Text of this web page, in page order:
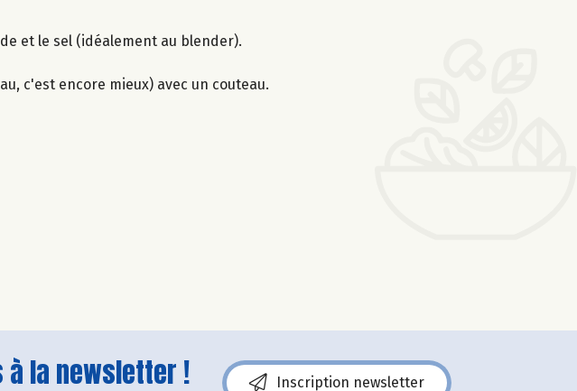
et le sel (idéalement au blender).
c'est encore mieux) avec un couteau.
à la newsletter ! Inscription newsletter